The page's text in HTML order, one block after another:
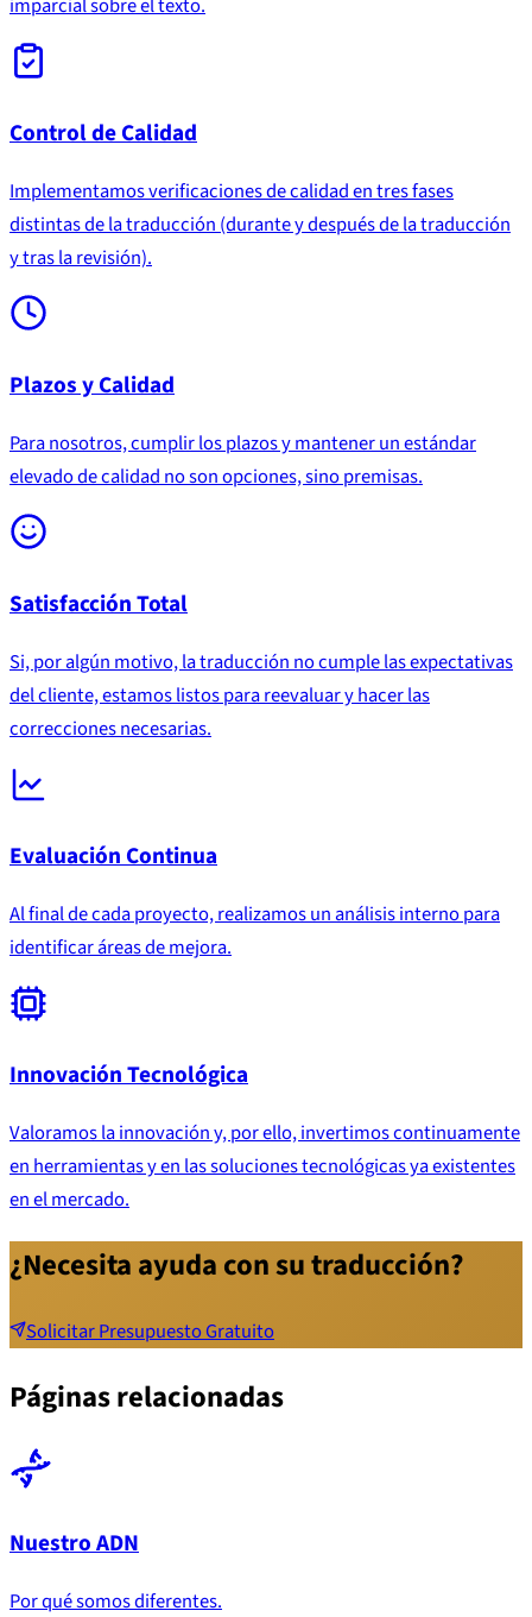
Control de Calidad
Implementamos verificaciones de calidad en tres fases
distintas de la traducción (durante y después de la traducción
y tras la revisión).
Plazos y Calidad
Para nosotros, cumplir los plazos y mantener un estándar
elevado de calidad no son opciones, sino premisas.
Satisfacción Total
Si, por algún motivo, la traducción no cumple las expectativas
del cliente, estamos listos para reevaluar y hacer las
correcciones necesarias.
Evaluación Continua
Al final de cada proyecto, realizamos un análisis interno para
identificar áreas de mejora.
Innovación Tecnológica
Valoramos la innovación y, por ello, invertimos continuamente
en herramientas y en las soluciones tecnológicas ya existentes
en el mercado.
¿Necesita ayuda con su traducción?
Solicitar Presupuesto Gratuito
Páginas relacionadas
Nuestro ADN
Por qué somos diferentes.